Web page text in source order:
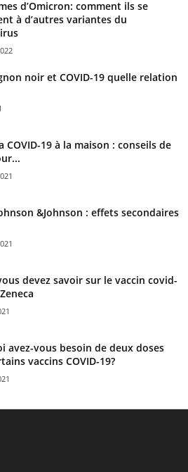
d’Omicron: comment ils se
à d’autres variantes du
noir et COVID-19 quelle relation
COVID-19 à la maison : conseils de
&Johnson : effets secondaires
devez savoir sur le vaccin covid-
avez-vous besoin de deux doses
vaccins COVID-19?